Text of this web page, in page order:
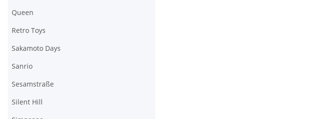
Queen
Retro Toys
Sakamoto Days
Sanrio
Sesamstraße
Silent Hill